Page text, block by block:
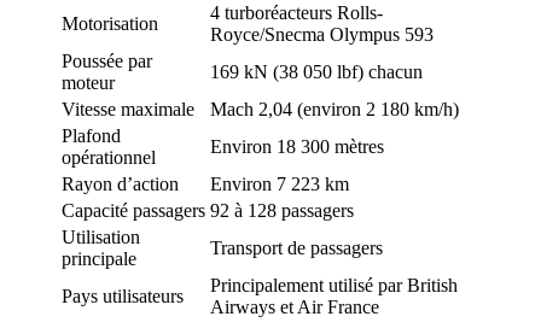
Motorisation
4 turboréacteurs Rolls-
Royce/Snecma Olympus 593
Poussée par
moteur
169 kN (38 050 lbf) chacun
Vitesse maximale
Mach 2,04 (environ 2 180 km/h)
Plafond
opérationnel
Environ 18 300 mètres
Rayon d’action
Environ 7 223 km
Capacité passagers 92 à 128 passagers
Utilisation
principale
Transport de passagers
Pays utilisateurs
Principalement utilisé par British
Airways et Air France